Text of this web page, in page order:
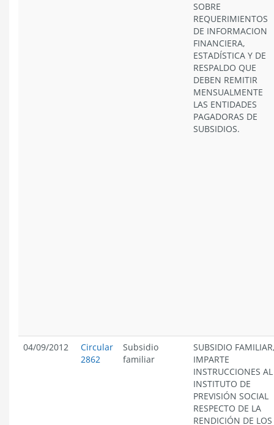
SOBRE
REQUERIMIENTOS
DE INFORMACION
FINANCIERA,
ESTADÍSTICA Y DE
RESPALDO QUE
DEBEN REMITIR
MENSUALMENTE
LAS ENTIDADES
PAGADORAS DE
SUBSIDIOS.
04/09/2012
Circular
2862
Subsidio
familiar
SUBSIDIO
IMPARTE
INSTRUCCIONES AL
INSTITUTO DE
PREVISIÓN SOCIAL
RESPECTO DE LA
RENDICIÓN DE LOS